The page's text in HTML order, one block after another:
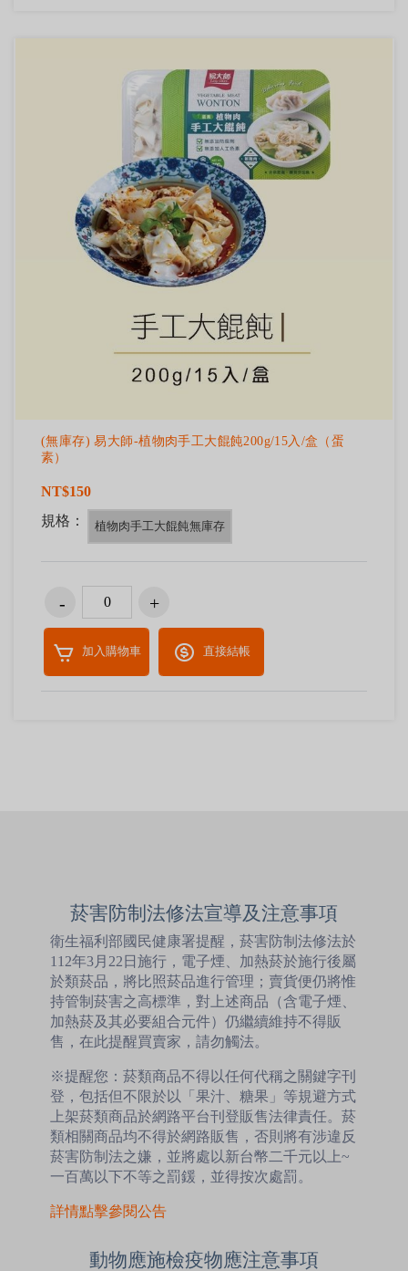
(無庫存) 易大師-植物肉手工大餛飩200g/15入/盒（蛋
素）
NT$150
規格：
植物肉手工大餛飩無庫存
加入購物車 直接結帳
菸害防制法修法宣導及注意事項
衛生福利部國民健康署提醒，菸害防制法修法於
112年3月22日施行，電子煙、加熱菸於施行後屬
於類菸品，將比照菸品進行管理；賣貨便仍將惟
持管制菸害之高標準，對上述商品（含電子煙、
加熱菸及其必要組合元件）仍繼續維持不得販
售，在此提醒買賣家，請勿觸法。
※提醒您：菸類商品不得以任何代稱之關鍵字刊
登，包括但不限於以「果汁、糖果」等規避方式
上架菸類商品於網路平台刊登販售法律責任。菸
類相關商品均不得於網路販售，否則將有涉違反
菸害防制法之嫌，並將處以新台幣二千元以上~
一百萬以下不等之罰鍰，並得按次處罰。
詳情點擊參閱公告
動物應施檢疫物應注意事項